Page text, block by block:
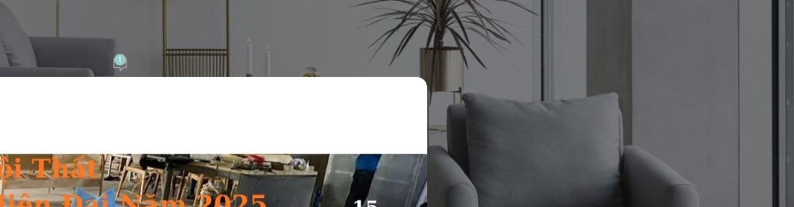
LOẠI
Phòng Khách Hiện Đại Năm 2025
On 15/10/2025 1
DANH MỤC BÀI VIẾT
Chưa phân loại
Du Lịch
Kiến Thức KingSofa
Tin Tức KingSofa
BÀI VIẾT GẦN ĐÂY